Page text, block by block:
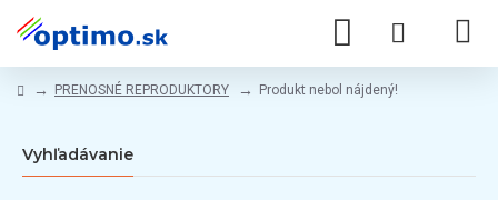
PRENOSNÉ REPRODUKTORY Produkt nebol nájdený!
Vyhľadávanie